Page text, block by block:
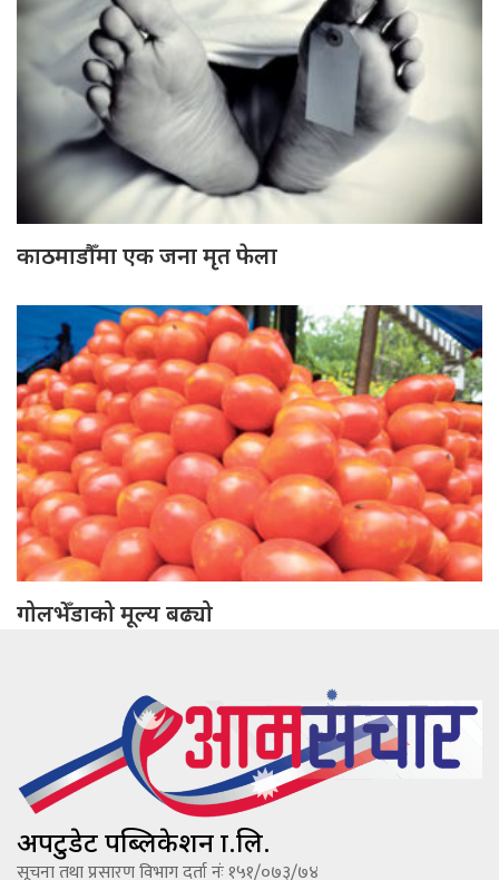
काठमाडौँमा एक जना मृत फेला
गोलभेँडाको मूल्य बढ्यो
अपटुडेट पब्लिकेशन प्रा.लि.
सूचना तथा प्रसारण विभाग दर्ता नंः १५१/०७३/७४